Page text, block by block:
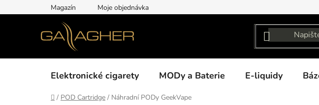
na
Magazín Moje objednávka
Elektronické cigarety MODy a Baterie E-liquidy
Domů
/ POD Cartridge / Náhradní PODy GeekVape